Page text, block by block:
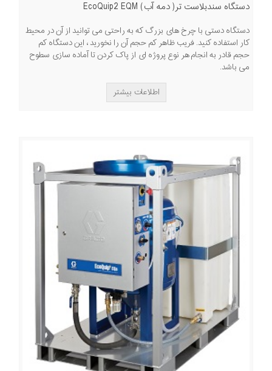
دستگاه سندبلاست تر( دمه آب) EcoQuip2 EQM
دستگاه دستی با چرخ های بزرگ که به راحتی می توانید از آن در محیط
کار استفاده کنید. فریب ظاهر کم حجم آن را نخورید ، این دستگاه کم
حجم قادر به انجام هر نوع پروژه ای از پاک کردن تا آماده سازی سطوح
می باشد.
اطلاعات بیشتر